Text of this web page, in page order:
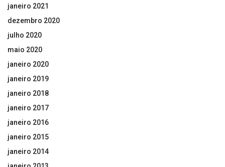
janeiro 2021
dezembro 2020
julho 2020
maio 2020
janeiro 2020
janeiro 2019
janeiro 2018
janeiro 2017
janeiro 2016
janeiro 2015
janeiro 2014